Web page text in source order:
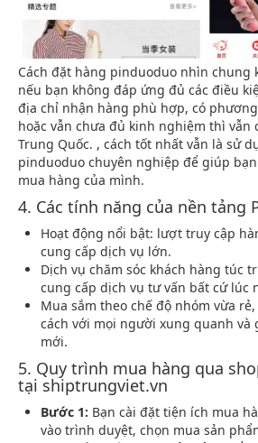
Cách đặt hàng pinduoduo nhìn chung
nếu bạn không đáp ứng đủ các điều
địa chỉ nhận hàng phù hợp, có
hoặc vẫn chưa đủ kinh nghiệm thì vẫn
Trung Quốc. , cách tốt nhất vẫn là sử
pinduoduo chuyên nghiệp để giúp
mua hàng của mình.
4. Các tính năng của nền tảng
Hoạt động nổi bật: lượt truy cập
cung cấp dịch vụ lớn.
Dịch vụ chăm sóc khách hàng túc
cung cấp dịch vụ tư vấn bất cứ lúc
Mua sắm theo chế độ nhóm vừa
cách với mọi người xung quanh và
mới.
5. Quy trình mua hàng qua
tại shiptrungviet.vn
Bước 1: Bạn cài đặt tiện ích mua
vào trình duyệt, chọn mua sản